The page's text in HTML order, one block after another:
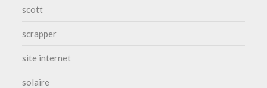
scott
scrapper
site internet
solaire